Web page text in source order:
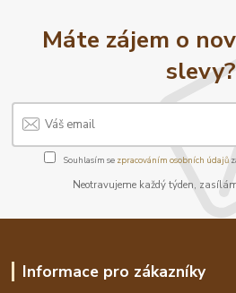
Máte zájem o
slevy?
Souhlasím se zpracováním osobních údajů
Neotravujeme každý týden,
Informace pro zákazníky